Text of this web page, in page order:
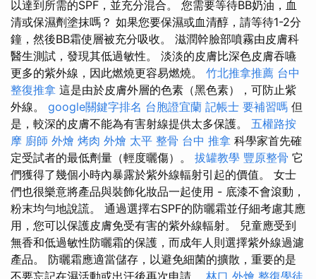
以達到所需的SPF，並充分混合。 您需要等待BB奶油，血
清或保濕劑塗抹嗎？ 如果您要保濕或血清醇，請等待1-2分
鐘，然後BB霜使層被充分吸收。 滋潤幹臉部噴霧由皮膚科
醫生測試，發現其低過敏性。 淡淡的皮膚比深色皮膚吞嚥
更多的紫外線，因此燃燒更容易燃燒。 竹北推拿推薦 台中
整復推拿 這是由於皮膚外層的色素（黑色素），可防止紫
外線。 google關鍵字排名 台胞證宜蘭 記帳士 要補習嗎 但
是，較深的皮膚不能為有害射線提供太多保護。 五權路按
摩 廚師 外燴 烤肉 外燴 太平 整骨 台中 推拿 科學家首先確
定受試者的最低劑量（輕度曬傷）。 拔罐教學 豐原整骨 它
們獲得了幾個小時內暴露於紫外線輻射引起的價值。 女士
們也很樂意將產品與裝飾化妝品一起使用 - 底漆不會滾動，
粉末均勻地說謊。 通過選擇右SPF的防曬霜並仔細考慮其應
用，您可以保護皮膚免受有害的紫外線輻射。 兒童應受到
無香和低過敏性防曬霜的保護，而成年人則選擇紫外線過濾
產品。 防曬霜應適當儲存，以避免細菌的擴散，重要的是
不要忘記在濕活動或出汗後再次申請。 林口 外燴 整復學徒